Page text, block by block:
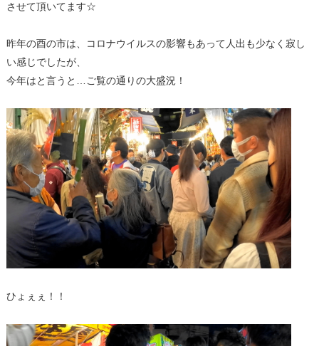
させて頂いてます☆
昨年の酉の市は、コロナウイルスの影響もあって人出も少なく寂し
い感じでしたが、
今年はと言うと…ご覧の通りの大盛況！
ひょぇぇ！！